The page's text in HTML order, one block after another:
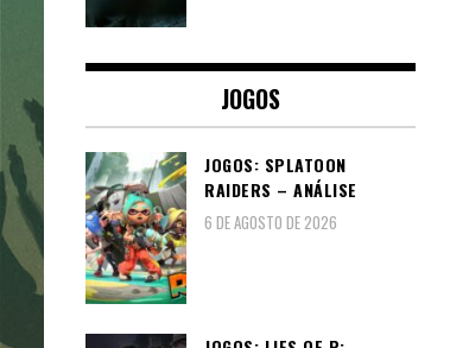
JOGOS
JOGOS: SPLATOON
RAIDERS – ANÁLISE
6 DE AGOSTO DE 2026